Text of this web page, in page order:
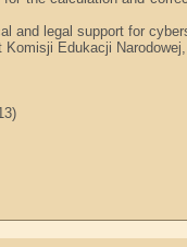
and legal support for
Komisji Edukacji